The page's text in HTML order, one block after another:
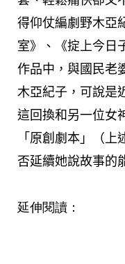
得仰仗編劇野木亞
室》、《掟上今日
作品中，與國民老
木亞紀子，可說是
這回換和另一位女
「原創劇本」（
否延續她說故事的
延伸閱讀：